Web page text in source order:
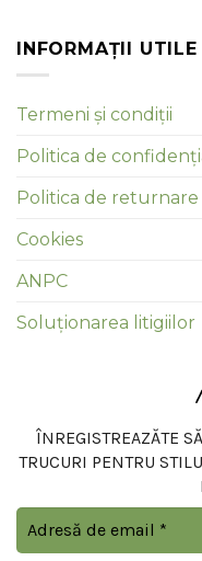
INFORMAȚII UTILE
Termeni și condiții
Politica de
Politica de returnare
Cookies
ANPC
Soluționarea litigiilor
ÎNREGISTREAZĂTE
TRUCURI PENTRU